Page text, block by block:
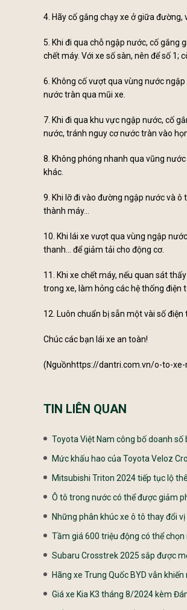
4. Hãy cố gắng chạy xe ở giữa
5. Khi đi qua chỗ ngập nước, cố gắng
chết máy. Với xe số sàn, nên để số 1;
6. Không cố vượt qua vùng nước
nước tràn qua mũi xe.
7. Khi đi qua khu vực ngập nước, cố
nước, tránh nguy cơ nước tràn vào
8. Không phóng nhanh qua vũng
khác.
9. Khi lỡ đi vào đường ngập nước và
thành máy...
10. Khi lái xe vượt qua vùng ngập
thanh… để giảm tải cho động cơ.
11. Khi xe chết máy, nếu quan sát
trong xe, làm hỏng các hệ thống điện
12. Luôn chuẩn bị sẵn một vài số
Chúc các bạn lái xe an toàn!
(Nguồnhttps://dantri.com.vn/o-to-
TIN LIÊN QUAN
Toyota Việt Nam công bố doanh
Mức khấu hao của Toyota Veloz
Mitsubishi Triton 2024 tiếp tục lộ
Ô tô trong nước có thể được giảm
Những phân khúc xe ô tô thay đổi
Tầm giá 600 triệu động có thể
Subaru Crosstrek 2025 sắp được
Hãng xe Trung Quốc BYD vẫn
Giá xe Kia K3 tháng 8/2024 kèm